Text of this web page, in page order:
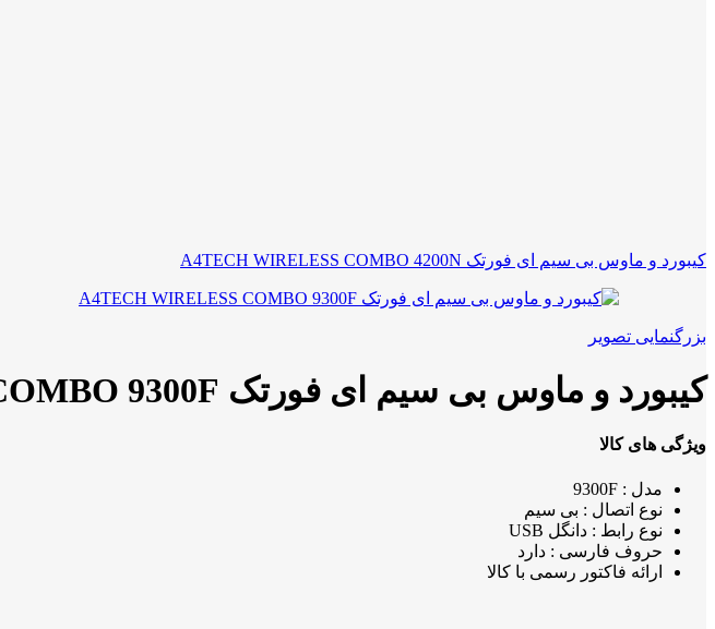
کیبورد و ماوس بی سیم ای فورتک A4TECH WIRELESS COMBO 4200N
بزرگنمایی تصویر
کیبورد و ماوس بی سیم ای فورتک A4TECH WIRELESS COMBO 9300F
ویژگی های کالا
مدل : 9300F
نوع اتصال : بی سیم
نوع رابط : دانگل USB
حروف فارسی : دارد
ارائه فاکتور رسمی با کالا